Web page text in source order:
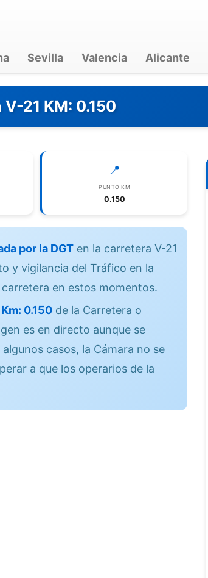
Sevilla Valencia Alicante
21 KM: 0.150
📍
PUNTO KM
0.150
por la DGT en la carretera V-21
y vigilancia del Tráfico en la
en estos momentos.
Km: 0.150 de la Carretera o
es en directo aunque se
casos, la Cámara no se
a que los operarios de la